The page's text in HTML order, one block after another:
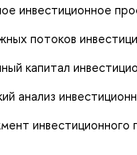
инвестиционное
потоков
капитал
анализ
инвестиционного